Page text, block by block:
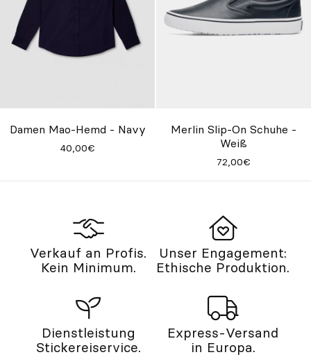
Damen Mao-Hemd - Navy
40,00€
Merlin Slip-On Schuhe -
Weiß
72,00€
Verkauf an Profis.
Kein Minimum.
Unser Engagement:
Ethische Produktion.
Dienstleistung
Stickereiservice.
Express-Versand
in Europa.